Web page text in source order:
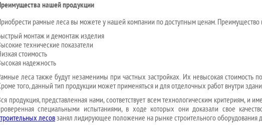
нашей продукции
рамные леса вы можете у нашей компании по доступным ценам.
монтаж и демонтаж изделия
технические показатели
стоимость
надежность
леса также будут незаменимы при частных застройках. Их невысокая стоимость
того, данный тип продукции может применяться и для отделочных работ внутри
продукция, представленная нами, соответствует всем технологическим критериям, и
специальными испытаниями, в ходе которых они доказали свое
лесовзанял лидирующее положение на рынке строительного оборудования